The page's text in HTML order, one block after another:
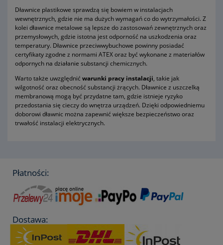
Dławnice plastikowe sprawdzą się bowiem w instalacjach
wewnętrznych, gdzie nie ma dużych wymagań co do wytrzymałości. Z
kolei dławnice metalowe są lepsze do zastosowań zewnętrznych oraz
przemysłowych, gdzie istotna jest odporność na uszkodzenia oraz
temperatury. Dławnice przeciwwybuchowe powinny posiadać
certyfikaty zgodne z normami ATEX oraz być wykonane z materiałów
odpornych na działanie substancji chemicznych.
Warto także uwzględnić warunki pracy instalacji, takie jak
wilgotność oraz obecność substancji żrących. Dławnice z uszczelką
membranową mogą być przydatne tam, gdzie istnieje ryzyko
przedostania się cieczy do wnętrza urządzeń. Dzięki odpowiedniemu
doborowi dławnic można zapewnić większe bezpieczeństwo oraz
trwałość instalacji elektrycznych.
Płatności:
Dostawa: